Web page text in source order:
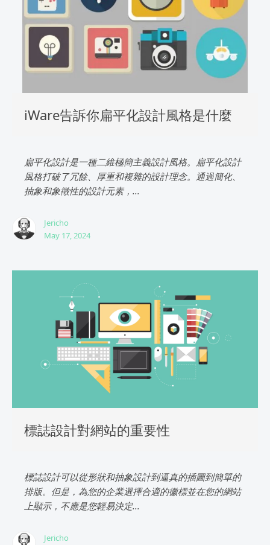
iWare告訴你扁平化設計風格是什麼
扁平化設計是一種二維極簡主義設計風格。扁平化設計
風格打破了冗餘、厚重和複雜的設計理念。通過簡化、
抽象和象徵性的設計元素，...
Jericho
May 17, 2024
標誌設計對網站的重要性
標誌設計可以從形狀和抽象設計到逼真的插圖到簡單的
排版。但是，為您的企業選擇合適的徽標並在您的網站
上顯示，不應是您輕易決定...
Jericho